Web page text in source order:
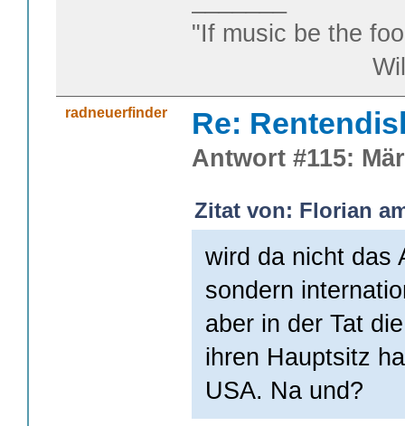
"If music be the
William
radneuerfinder Re:
Antwort #115:
Zitat von: Florian
wird da nicht das
sondern
aber in der Tat
ihren Hauptsitz
USA. Na und?